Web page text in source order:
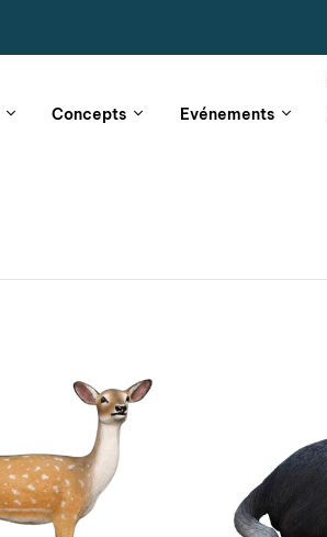
Concepts Evénements